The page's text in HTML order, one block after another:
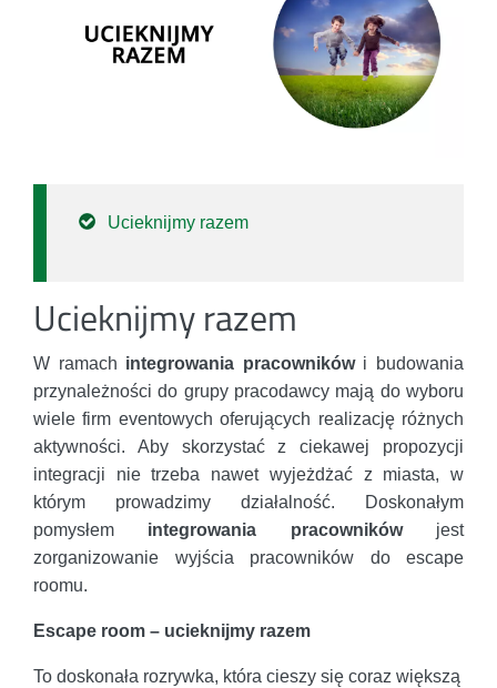
Ucieknijmy razem
Ucieknijmy razem
W ramach integrowania pracownikówi budowania
przynależności do grupy pracodawcy mają do wyboru
wiele firm eventowych oferujących realizację różnych
aktywności. Aby skorzystać z ciekawej propozycji
integracji nie trzeba nawet wyjeżdżać z miasta, w
którym prowadzimy działalność. Doskonałym
pomysłem integrowania pracownikówjest
zorganizowanie wyjścia pracowników do escape
roomu.
Escape room – ucieknijmy razem
To doskonała rozrywka, która cieszy się coraz większą